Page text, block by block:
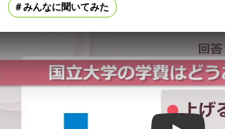
みんなに聞いてみた